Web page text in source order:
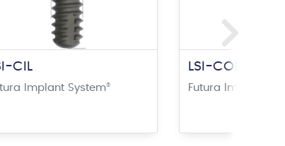
CIL
Implant System®
LSI-CON
Futura Implant